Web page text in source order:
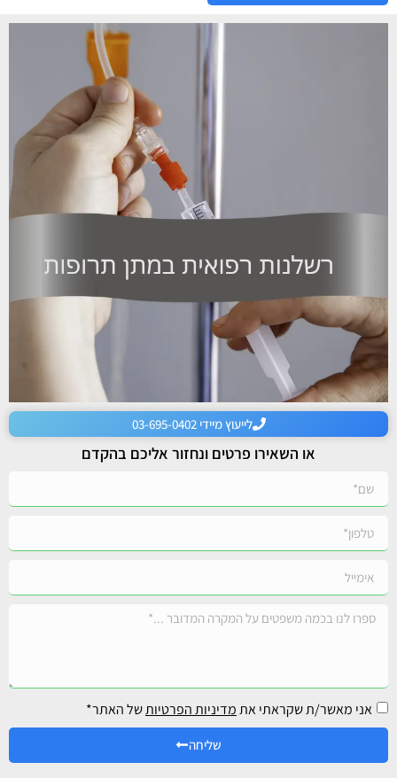
לייעוץ מיידי 03-695-0402
או השאירו פרטים ונחזור אליכם בהקדם
אני מאשר/ת שקראתי אתמדיניות הפרטיותשל האתר*
שליחה